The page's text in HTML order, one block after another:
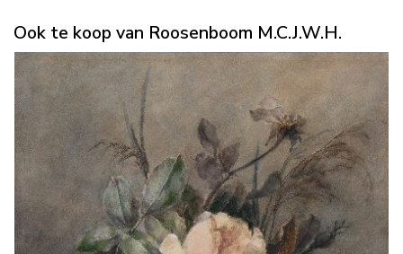
Ook te koop van Roosenboom M.C.J.W.H.